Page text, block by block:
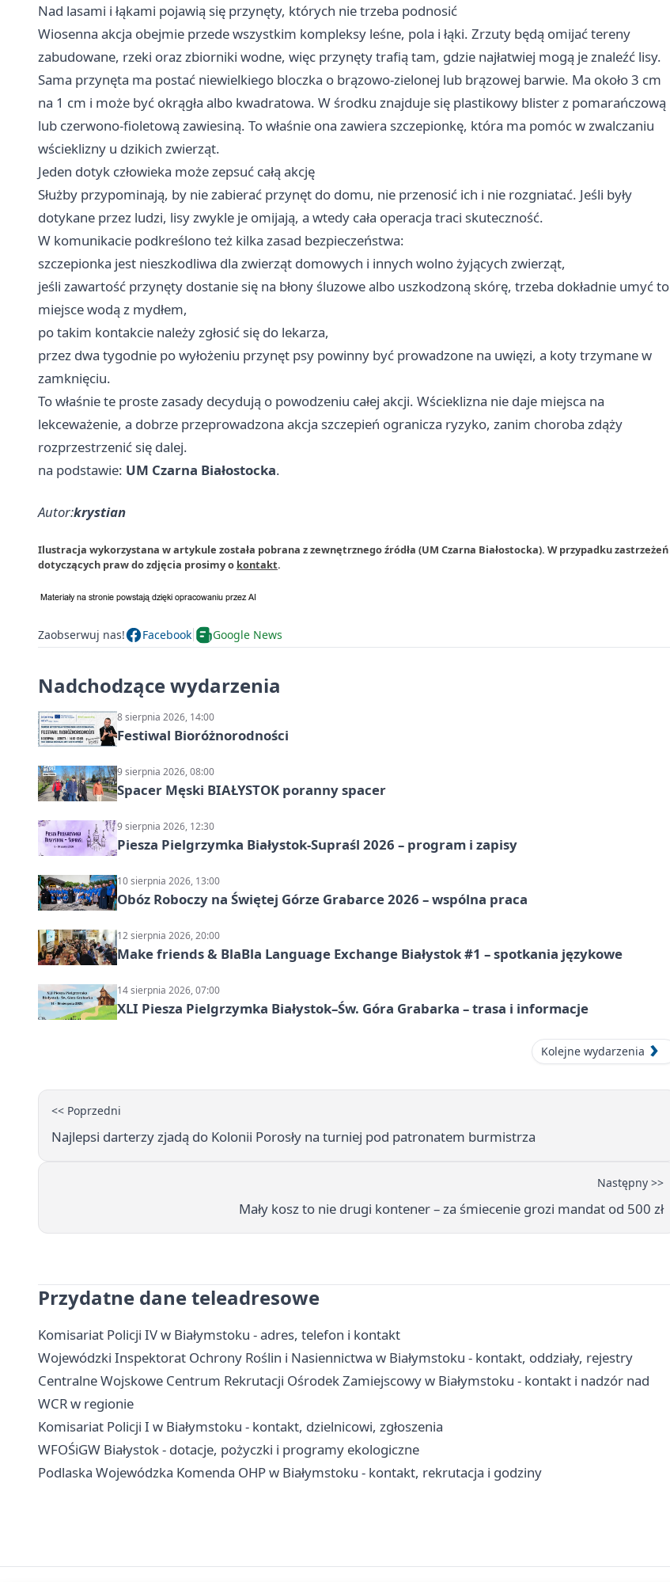
Nad lasami i łąkami pojawią się przynęty, których nie trzeba podnosić
Wiosenna akcja obejmie przede wszystkim kompleksy leśne, pola i łąki. Zrzuty będą omijać tereny
zabudowane, rzeki oraz zbiorniki wodne, więc przynęty trafią tam, gdzie najłatwiej mogą je znaleźć lisy.
Sama przynęta ma postać niewielkiego bloczka o brązowo-zielonej lub brązowej barwie. Ma około 3 cm
na 1 cm i może być okrągła albo kwadratowa. W środku znajduje się plastikowy blister z pomarańczową
lub czerwono-fioletową zawiesiną. To właśnie ona zawiera szczepionkę, która ma pomóc w zwalczaniu
wścieklizny u dzikich zwierząt.
Jeden dotyk człowieka może zepsuć całą akcję
Służby przypominają, by nie zabierać przynęt do domu, nie przenosić ich i nie rozgniatać. Jeśli były
dotykane przez ludzi, lisy zwykle je omijają, a wtedy cała operacja traci skuteczność.
W komunikacie podkreślono też kilka zasad bezpieczeństwa:
szczepionka jest nieszkodliwa dla zwierząt domowych i innych wolno żyjących zwierząt,
jeśli zawartość przynęty dostanie się na błony śluzowe albo uszkodzoną skórę, trzeba dokładnie umyć to
miejsce wodą z mydłem,
po takim kontakcie należy zgłosić się do lekarza,
przez dwa tygodnie po wyłożeniu przynęt psy powinny być prowadzone na uwięzi, a koty trzymane w
zamknięciu.
To właśnie te proste zasady decydują o powodzeniu całej akcji. Wścieklizna nie daje miejsca na
lekceważenie, a dobrze przeprowadzona akcja szczepień ogranicza ryzyko, zanim choroba zdąży
rozprzestrzenić się dalej.
na podstawie: UM Czarna Białostocka.
Autor:krystian
Ilustracja wykorzystana w artykule została pobrana z zewnętrznego źródła (UM Czarna Białostocka). W przypadku zastrzeżeń
dotyczących praw do zdjęcia prosimy o kontakt.
Zaobserwuj nas! Facebook Google News
Nadchodzące wydarzenia
8 sierpnia 2026, 14:00
Festiwal Bioróżnorodności
9 sierpnia 2026, 08:00
Spacer Męski BIAŁYSTOK poranny spacer
9 sierpnia 2026, 12:30
Piesza Pielgrzymka Białystok-Supraśl 2026 – program i zapisy
10 sierpnia 2026, 13:00
Obóz Roboczy na Świętej Górze Grabarce 2026 – wspólna praca
12 sierpnia 2026, 20:00
Make friends & BlaBla Language Exchange Białystok #1 – spotkania językowe
14 sierpnia 2026, 07:00
XLI Piesza Pielgrzymka Białystok–Św. Góra Grabarka – trasa i informacje
Kolejne wydarzenia
<< Poprzedni
Najlepsi darterzy zjadą do Kolonii Porosły na turniej pod patronatem burmistrza
Następny >>
Mały kosz to nie drugi kontener – za śmiecenie grozi mandat od 500 zł
Przydatne dane teleadresowe
Komisariat Policji IV w Białymstoku - adres, telefon i kontakt
Wojewódzki Inspektorat Ochrony Roślin i Nasiennictwa w Białymstoku - kontakt, oddziały, rejestry
Centralne Wojskowe Centrum Rekrutacji Ośrodek Zamiejscowy w Białymstoku - kontakt i nadzór nad
WCR w regionie
Komisariat Policji I w Białymstoku - kontakt, dzielnicowi, zgłoszenia
WFOŚiGW Białystok - dotacje, pożyczki i programy ekologiczne
Podlaska Wojewódzka Komenda OHP w Białymstoku - kontakt, rekrutacja i godziny